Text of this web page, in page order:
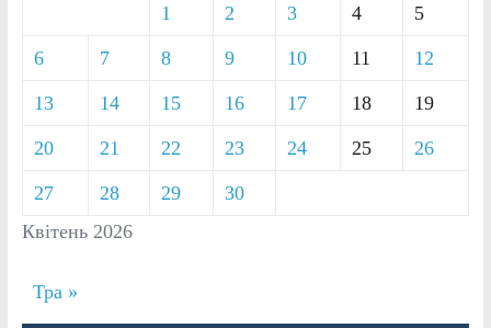
Квітень 2026
1 2 3 4 5
6 7 8 9 10 11 12
13 14 15 16 17 18 19
20 21 22 23 24 25 26
27 28 29 30
Тра »